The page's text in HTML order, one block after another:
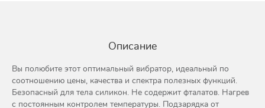
Описание
Вы полюбите этот оптимальный вибратор, идеальный по
соотношению цены, качества и спектра полезных функций.
Безопасный для тела силикон. Не содержит фталатов. Нагрев
с постоянным контролем температуры. Подзарядка от